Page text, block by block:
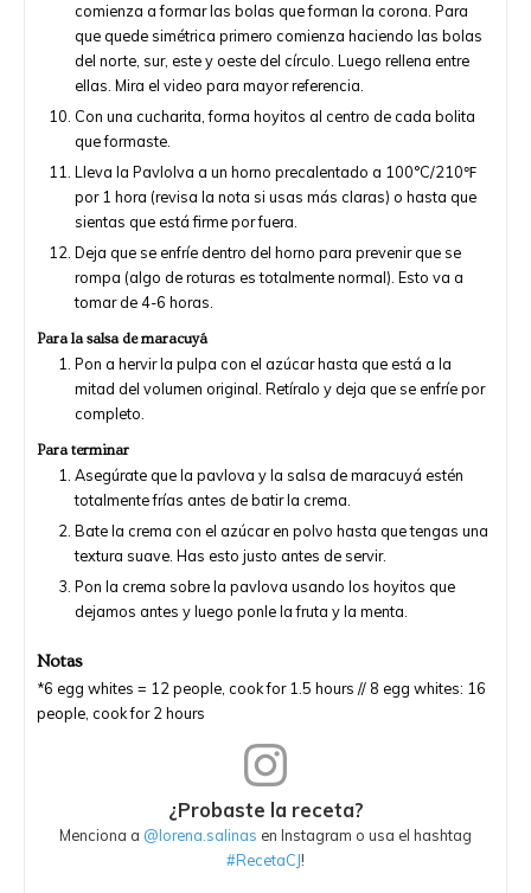
comienza a formar las bolas que forman la corona. Para
que quede simétrica primero comienza haciendo las bolas
del norte, sur, este y oeste del círculo. Luego rellena entre
ellas. Mira el video para mayor referencia.
Con una cucharita, forma hoyitos al centro de cada bolita
que formaste.
Lleva la Pavlolva a un horno precalentado a 100°C/210℉
por 1 hora (revisa la nota si usas más claras) o hasta que
sientas que está firme por fuera.
Deja que se enfríe dentro del horno para prevenir que se
rompa (algo de roturas es totalmente normal). Esto va a
tomar de 4-6 horas.
Para la salsa de maracuyá
Pon a hervir la pulpa con el azúcar hasta que está a la
mitad del volumen original. Retíralo y deja que se enfríe por
completo.
Para terminar
Asegúrate que la pavlova y la salsa de maracuyá estén
totalmente frías antes de batir la crema.
Bate la crema con el azúcar en polvo hasta que tengas una
textura suave. Has esto justo antes de servir.
Pon la crema sobre la pavlova usando los hoyitos que
dejamos antes y luego ponle la fruta y la menta.
Notas
*6 egg whites = 12 people, cook for 1.5 hours // 8 egg whites: 16
people, cook for 2 hours
¿Probaste la receta?
Menciona a @lorena.salinas en Instagram o usa el hashtag
#RecetaCJ!